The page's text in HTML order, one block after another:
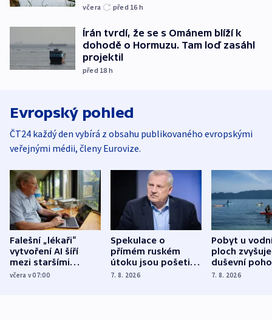
včera před 16 h
Írán tvrdí, že se s Ománem blíží k
dohodě o Hormuzu. Tam loď zasáhl
projektil
před 18 h
Evropský pohled
ČT24 každý den vybírá z obsahu publikovaného evropskými
veřejnými médii, členy Eurovize.
Falešní „lékaři“
vytvoření AI šíří
mezi staršími
Poláky nebezpečné
včera v 07:00
Spekulace o
přímém ruském
útoku jsou pošetilé,
míní estonský
7. 8. 2026
Pobyt u
ploch zvyšuje
duševní
ukázala
7. 8. 2026